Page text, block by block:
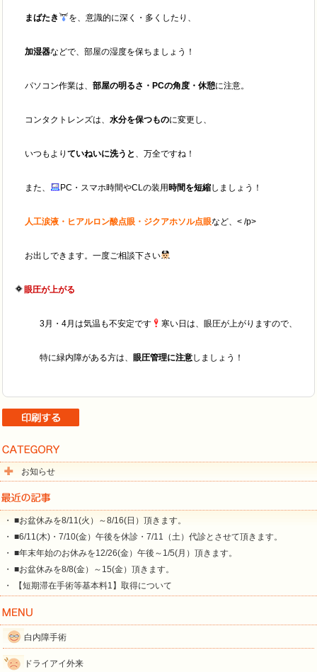
まばたき を、意識的に深く・多くしたり、
加湿器などで、部屋の湿度を保ちましょう！
パソコン作業は、 部屋の明るさ・PCの角度・休憩に注意。
コンタクトレンズは、 水分を保つものに変更し、
いつもより ていねいに洗うと 、万全ですね！
また、 PC・スマホ時間やCLの装用時間を短縮しましょう！
人工涙液・ヒアルロン酸点眼・ジクアホソル点眼など、< /p>
お出しできます。一度ご相談下さい
眼圧が上がる
3月・4月は気温も不安定です 寒い日は、眼圧が上がりますので、
特に緑内障がある方は、 眼圧管理に注意しましょう！
お知らせ
・ ■お盆休みを8/11(火）～8/16(日）頂きます。
・ ■6/11(木)・7/10(金）午後を休診・7/11（土）代診とさせて頂きます。
・ ■年末年始のお休みを12/26(金）午後～1/5(月）頂きます。
・ ■お盆休みを8/8(金）～15(金）頂きます。
・ 【短期滞在手術等基本料1】取得について
白内障手術
ドライアイ外来